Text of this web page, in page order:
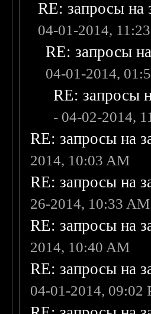
RE: запросы на
04-01-2014,
RE: запросы
04-01-2014,
RE: запросы
- 04-02-2014,
RE: запросы на
2014, 10:03 AM
RE: запросы на
26-2014, 10:33 AM
RE: запросы на
2014, 10:40 AM
RE: запросы на
04-01-2014, 09:02